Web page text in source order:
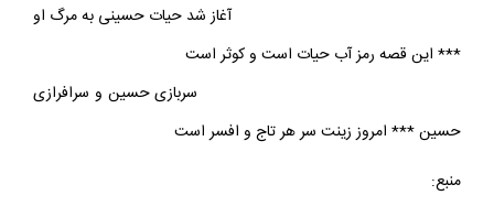
آغاز شد حيات حسينى به مرگ او
*** اين قصه رمز آب حيات است و كوثر است
سربازى حسين و سرافرازى
حسين *** امروز زينت سر هر تاج و افسر است
منبع: